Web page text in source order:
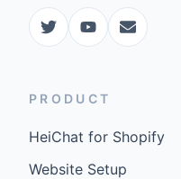
PRODUCT
HeiChat for Shopify
Website Setup